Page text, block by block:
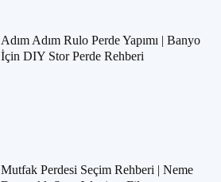
Adım Adım Rulo Perde Yapımı | Banyo
İçin DIY Stor Perde Rehberi
Mutfak Perdesi Seçim Rehberi | Neme